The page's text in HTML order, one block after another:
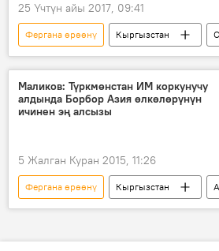
25 Үчтүн айы 2017, 09:41
Фергана өрөөнү Кыргызстан
Жаңылыктар
футбол
Маликов: Түркмөнстан ИМ коркунучу
алдында Борбор Азия өлкөлөрүнүн
ичинен эң алсызы
5 Жалган Куран 2015, 11:26
Фергана өрөөнү Кыргызстан
Жаңылыктар
Ой-пикир